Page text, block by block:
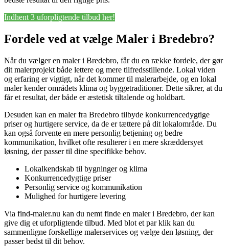
Indhent 3 uforpligtende tilbud her!
Fordele ved at vælge Maler i Bredebro?
Når du vælger en maler i Bredebro, får du en række fordele, der gør
dit malerprojekt både lettere og mere tilfredsstillende. Lokal viden
og erfaring er vigtigt, når det kommer til malerarbejde, og en lokal
maler kender områdets klima og byggetraditioner. Dette sikrer, at du
får et resultat, der både er æstetisk tiltalende og holdbart.
Desuden kan en maler fra Bredebro tilbyde konkurrencedygtige
priser og hurtigere service, da de er tættere på dit lokalområde. Du
kan også forvente en mere personlig betjening og bedre
kommunikation, hvilket ofte resulterer i en mere skræddersyet
løsning, der passer til dine specifikke behov.
Lokalkendskab til bygninger og klima
Konkurrencedygtige priser
Personlig service og kommunikation
Mulighed for hurtigere levering
Via find-maler.nu kan du nemt finde en maler i Bredebro, der kan
give dig et uforpligtende tilbud. Med blot et par klik kan du
sammenligne forskellige malerservices og vælge den løsning, der
passer bedst til dit behov.